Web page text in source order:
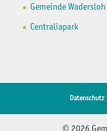
Gemeinde Wadersloh
Centraliapark
Datenschutz